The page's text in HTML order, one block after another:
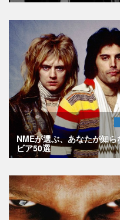
NMEが選ぶ、あなたが知
ビア50選